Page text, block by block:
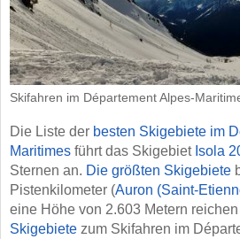
Skifahren im Département Alpes-
Die Liste der besten Skigebiete im
Maritimes führt das Skigebiet Isola
Sternen an. Die größten Skigebiete
Pistenkilometer (Auron (Saint-
eine Höhe von 2.603 Metern reichen
Skigebiete zum Skifahren im